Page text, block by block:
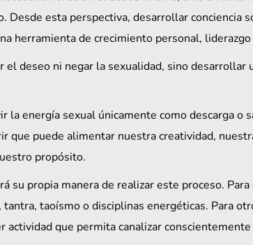
Desde esta perspectiva, desarrollar conciencia
herramienta de crecimiento personal, liderazgo
el deseo ni negar la sexualidad, sino desarrollar
la energía sexual únicamente como descarga o
que puede alimentar nuestra creatividad,
propósito.
su propia manera de realizar este proceso.
taoísmo o disciplinas energéticas. Para
actividad que permita canalizar